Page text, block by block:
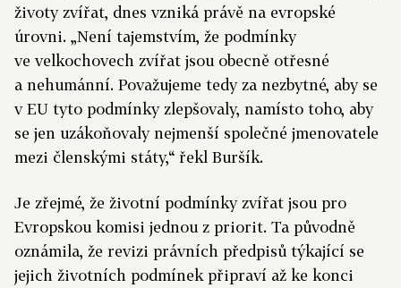
životy zvířat, dnes vzniká právě na evropské
úrovni. „Není tajemstvím, že podmínky
ve velkochovech zvířat jsou obecně otřesné
a nehumánní. Považujeme tedy za nezbytné, aby se
v EU tyto podmínky zlepšovaly, namísto toho, aby
se jen uzákoňovaly nejmenší společné jmenovatele
mezi členskými státy,“ řekl Buršík.
Je zřejmé, že životní podmínky zvířat jsou pro
Evropskou komisi jednou z priorit. Ta původně
oznámila, že revizi právních předpisů týkající se
jejich životních podmínek připraví až ke konci